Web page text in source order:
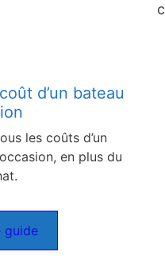
d’un bateau
les coûts d’un
en plus du
guide